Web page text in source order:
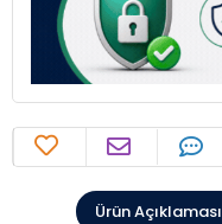
Ürün Açıklaması